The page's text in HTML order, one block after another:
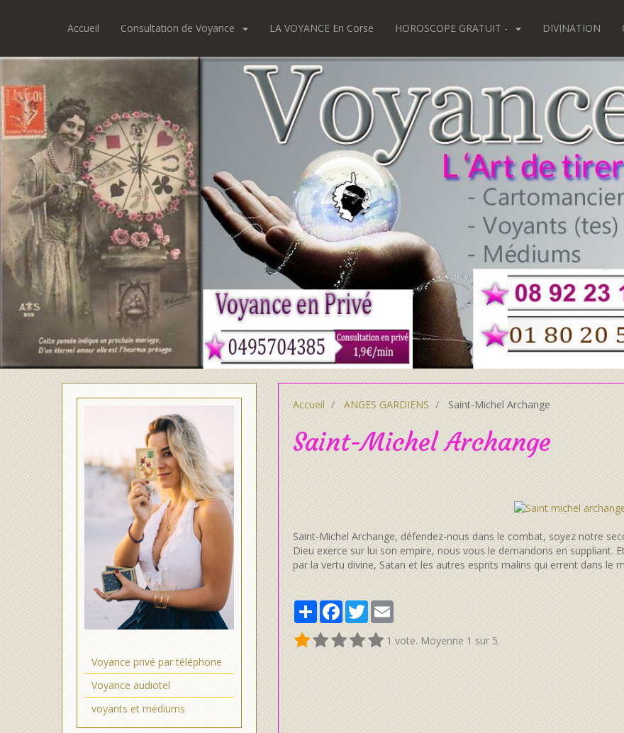
Accueil Consultation de Voyance LA VOYANCE En Corse HOROSCOPE GRATUIT - DIVINATION
Accueil ANGES GARDIENS Saint-Michel Archange
Saint-Michel Archange
Saint-Michel Archange, défendez-nous dans le combat, soyez notre
Dieu exerce sur lui son empire, nous vous le demandons en suppliant.
par la vertu divine, Satan et les autres esprits malins qui errent dans le
PartagerFacebook
TwitterEmail
1 vote. Moyenne 1 sur 5.
Voyance privé par téléphone
Voyance audiotel
voyants et médiums